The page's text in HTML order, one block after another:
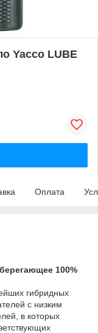
Yacco LUBE
Оплата
100%
гибридных
с низким
в которых